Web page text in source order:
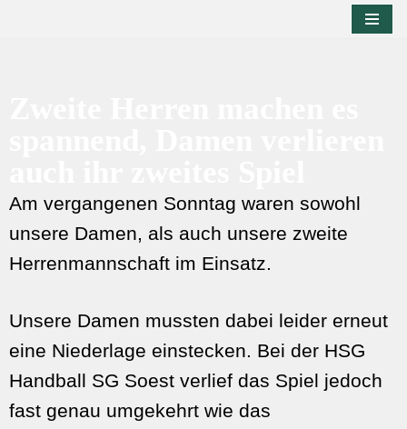
Am vergangenen Sonntag waren sowohl
unsere Damen, als auch unsere zweite
Herrenmannschaft im Einsatz.
Unsere Damen mussten dabei leider erneut
eine Niederlage einstecken. Bei der HSG
Handball SG Soest verlief das Spiel jedoch
fast genau umgekehrt wie das